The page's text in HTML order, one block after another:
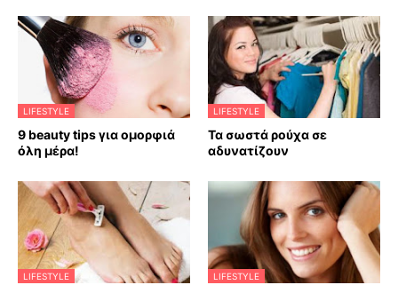
LIFESTYLE
9 beauty tips για ομορφιά
όλη μέρα!
LIFESTYLE
Τα σωστά ρούχα σε
αδυνατίζουν
LIFESTYLE LIFESTYLE